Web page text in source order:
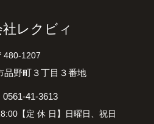
レクビィ
480-1207
品野町３丁目３番地
0561-41-3613
【定 休 日】日曜日、祝日